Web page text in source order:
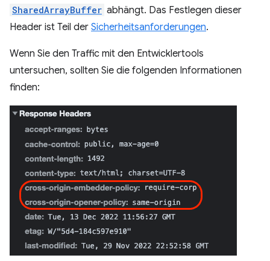
SharedArrayBuffer abhängt. Das Festlegen dieser
Header ist Teil der Sicherheitsanforderungen.
Wenn Sie den Traffic mit den Entwicklertools
untersuchen, sollten Sie die folgenden Informationen
finden: